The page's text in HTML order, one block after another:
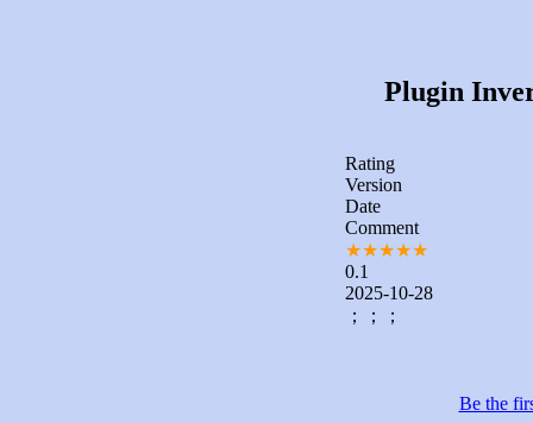
Plugin
Rating
Version
Date
Comment
★★★★★
0.1
2025-10-28
；；；
Be the